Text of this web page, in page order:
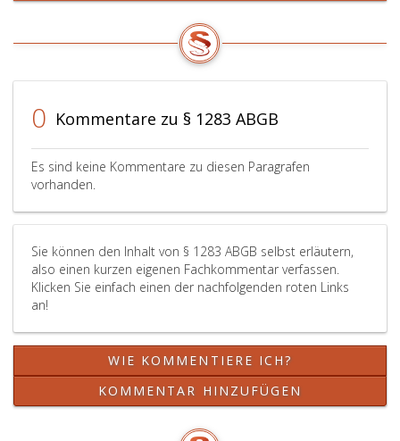
0 Kommentare zu § 1283 ABGB
Es sind keine Kommentare zu diesen Paragrafen
vorhanden.
Sie können den Inhalt von § 1283 ABGB selbst erläutern,
also einen kurzen eigenen Fachkommentar verfassen.
Klicken Sie einfach einen der nachfolgenden roten Links
an!
WIE KOMMENTIERE ICH?
KOMMENTAR HINZUFÜGEN